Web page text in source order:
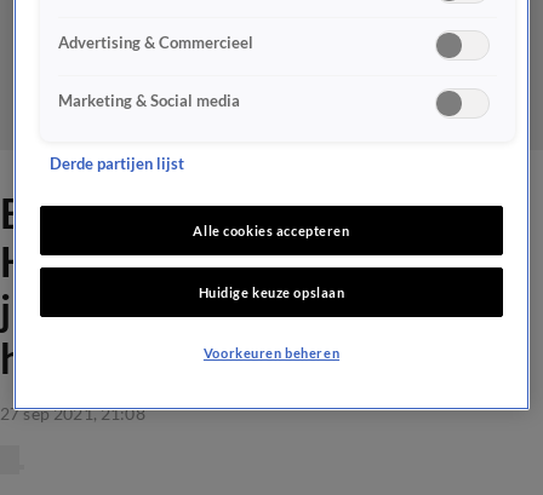
Ex-vrouw gooide kleding
Hans uit raam: 'Hans Kraay
jr. is de allergrootste
hoerenloper!'
27 sep 2021, 21:08
Advertising & Commercieel
Marketing & Social media
Derde partijen lijst
Alle cookies accepteren
Huidige keuze opslaan
Voorkeuren beheren